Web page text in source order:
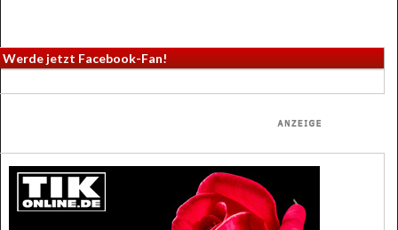
Werde jetzt Facebook-Fan!